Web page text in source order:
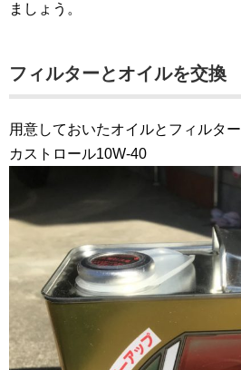
ましょう。
フィルターとオイルを交換
用意しておいたオイルとフィルター
カストロール10W-40